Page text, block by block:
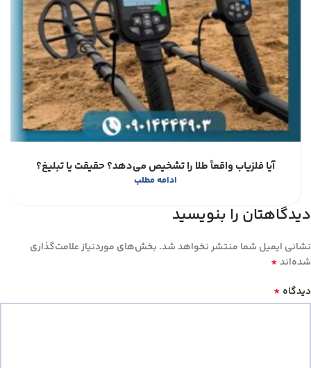
آیا فلزیاب واقعاً طلا را تشخیص می‌دهد؟ حقیقت یا تبلیغ؟
ادامه مطلب
دیدگاهتان را بنویسید
نشانی ایمیل شما منتشر نخواهد شد. بخش‌های موردنیاز علامت‌گذاری
شده‌اند*
دیدگاه *